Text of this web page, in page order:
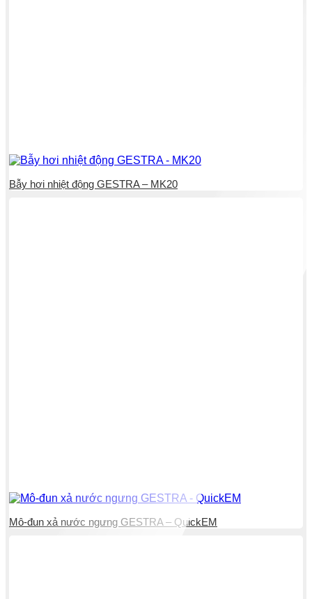
Bẫy hơi nhiệt động GESTRA – MK20
Mô-đun xả nước ngưng GESTRA – QuickEM